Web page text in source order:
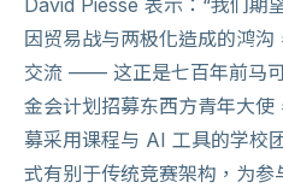
David Piesse 表示：“我们期
因贸易战与两极化造成的鸿
交流 —— 这正是七百年前马
金会计划招募东西方青年大
募采用课程与 AI 工具的学校
式有别于传统竞赛架构，为